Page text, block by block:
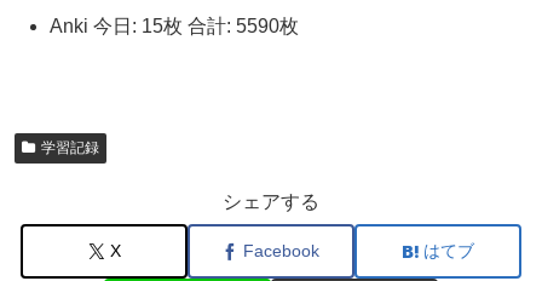
Anki 今日: 15枚 合計: 5590枚
学習記録
シェアする
X Facebook はてブ